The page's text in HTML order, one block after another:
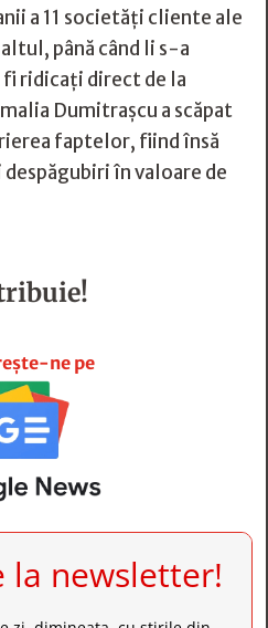
a 11 societăţi cliente ale
până când li s-a
ridicaţi direct de la
Dumitraşcu a scăpat
faptelor, fiind însă
în valoare de
ne pe
la newsletter!